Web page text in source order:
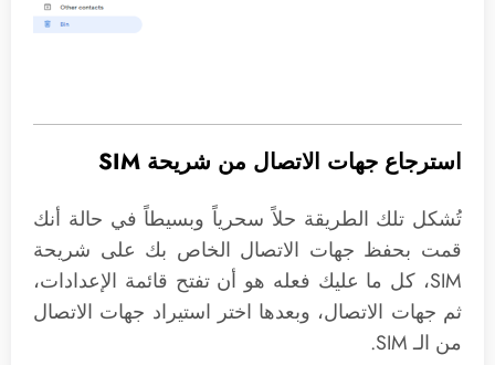
استرجاع جهات الاتصال من شريحة SIM
تُشكل تلك الطريقة حلاً سحرياً وبسيطاً في حالة أنك
قمت بحفظ جهات الاتصال الخاص بك على شريحة
SIM، كل ما عليك فعله هو أن تفتح قائمة الإعدادات،
ثم جهات الاتصال، وبعدها اختر استيراد جهات الاتصال
من الـ SIM.